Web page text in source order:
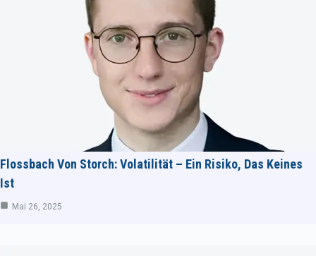
Flossbach Von Storch: Volatilität – Ein Risiko, Das Keines
Ist
Mai 26, 2025